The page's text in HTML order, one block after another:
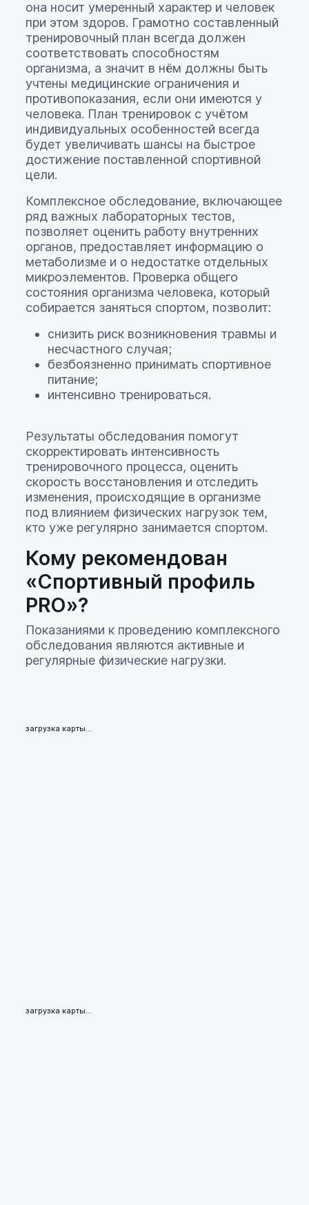
она носит умеренный характер и человек
при этом здоров. Грамотно составленный
тренировочный план всегда должен
соответствовать способностям
организма, а значит в нём должны быть
учтены медицинские ограничения и
противопоказания, если они имеются у
человека. План тренировок с учётом
индивидуальных особенностей всегда
будет увеличивать шансы на быстрое
достижение поставленной спортивной
цели.
Комплексное обследование, включающее
ряд важных лабораторных тестов,
позволяет оценить работу внутренних
органов, предоставляет информацию о
метаболизме и о недостатке отдельных
микроэлементов. Проверка общего
состояния организма человека, который
собирается заняться спортом, позволит:
снизить риск возникновения травмы и
несчастного случая;
безбоязненно принимать спортивное
питание;
интенсивно тренироваться.
Результаты обследования помогут
скорректировать интенсивность
тренировочного процесса, оценить
скорость восстановления и отследить
изменения, происходящие в организме
под влиянием физических нагрузок тем,
кто уже регулярно занимается спортом.
Кому рекомендован
«Спортивный профиль
PRO»?
Показаниями к проведению комплексного
обследования являются активные и
регулярные физические нагрузки.
загрузка карты...
загрузка карты...